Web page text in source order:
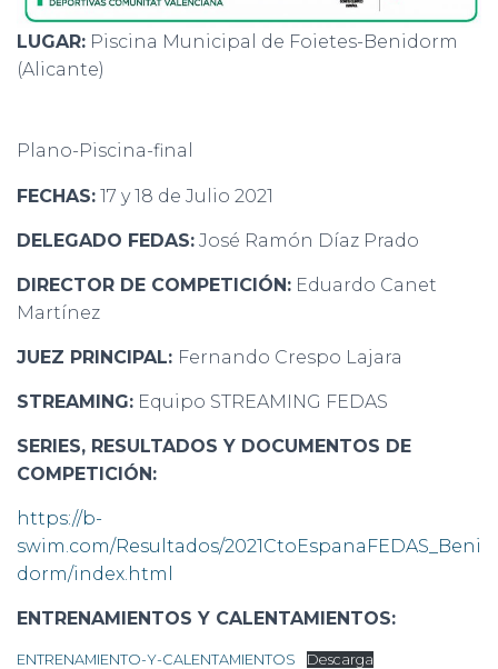
LUGAR: Piscina Municipal de Foietes-Benidorm
(Alicante)
Plano-Piscina-final
FECHAS: 17 y 18 de Julio 2021
DELEGADO FEDAS: José Ramón Díaz Prado
DIRECTOR DE COMPETICIÓN: Eduardo Canet
Martínez
JUEZ PRINCIPAL: Fernando Crespo Lajara
STREAMING: Equipo STREAMING FEDAS
SERIES, RESULTADOS Y DOCUMENTOS DE
COMPETICIÓN:
https://b-
swim.com/Resultados/2021CtoEspanaFEDAS_Beni
dorm/index.html
ENTRENAMIENTOS Y CALENTAMIENTOS:
ENTRENAMIENTO-Y-CALENTAMIENTOS Descarga